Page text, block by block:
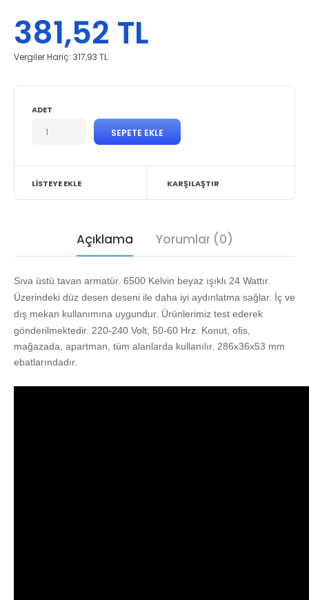
381,52 TL
Vergiler Hariç: 317,93 TL
ADET
LISTEYE EKLE KARŞILAŞTIR
Açıklama Yorumlar (0)
Sıva üstü tavan armatür. 6500 Kelvin beyaz ışıklı 24 Wattır.
Üzerindeki düz desen deseni ile daha iyi aydınlatma sağlar. İç ve
dış mekan kullanımına uygundur. Ürünlerimiz test ederek
gönderilmektedir. 220-240 Volt, 50-60 Hrz. Konut, ofis,
mağazada, apartman, tüm alanlarda kullanılır. 286x36x53 mm
ebatlarındadır.